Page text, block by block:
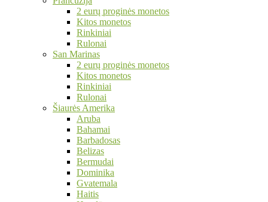
2 eurų proginės monetos
Kitos monetos
Rinkiniai
Rulonai
San Marinas
2 eurų proginės monetos
Kitos monetos
Rinkiniai
Rulonai
Šiaurės Amerika
Aruba
Bahamai
Barbadosas
Belizas
Bermudai
Dominika
Gvatemala
Haitis